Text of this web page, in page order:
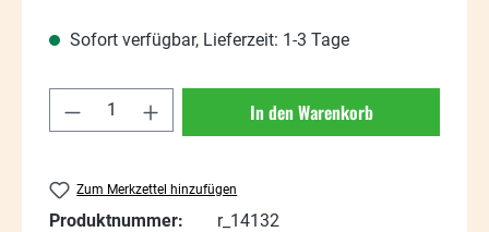
Sofort verfügbar, Lieferzeit: 1-3 Tage
Produkt Anzahl: Gib den gewünschten
In den Warenkorb
Zum Merkzettel hinzufügen
Produktnummer:
r_14132